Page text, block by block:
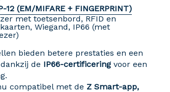
12 (EM/MIFARE + FINGERPRINT)
met toetsenbord, RFID en
Wiegand, IP66 (met
bieden betere prestaties en een
de IP66-certificering voor een
compatibel met de Z Smart-app,